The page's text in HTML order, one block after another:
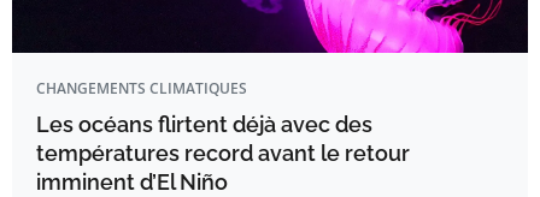
CHANGEMENTS CLIMATIQUES
Les océans flirtent déjà avec des
températures record avant le retour
imminent d’El Niño